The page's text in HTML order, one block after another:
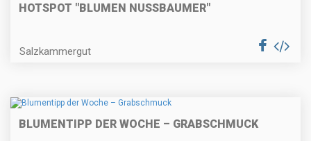
HOTSPOT "BLUMEN NUSSBAUMER"
Salzkammergut
BLUMENTIPP DER WOCHE – GRABSCHMUCK